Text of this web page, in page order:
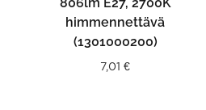
himmennettävä
(1301000200)
7,01 €